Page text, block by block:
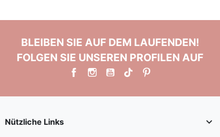
BLEIBEN SIE AUF DEM LAUFENDEN!
FOLGEN SIE UNSEREN PROFILEN AUF
Nützliche Links 